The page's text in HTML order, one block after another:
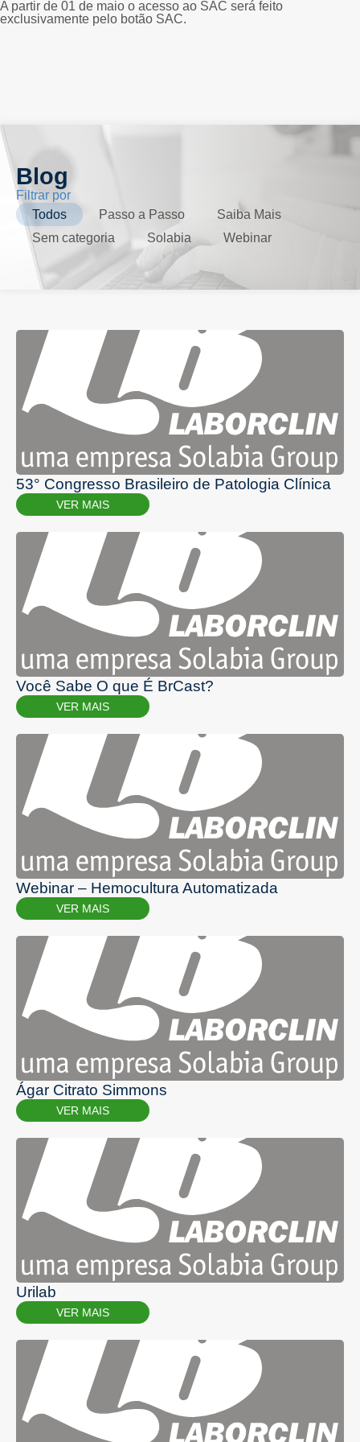
A partir de 01 de maio o acesso ao SAC será feito
exclusivamente pelo botão SAC.
Blog
Filtrar por
Passo a Passo
Saiba Mais
Sem categoria
Solabia Webinar
Todos
53° Congresso Brasileiro de Patologia Clínica
VER MAIS
Você Sabe O que É BrCast?
VER MAIS
Webinar – Hemocultura Automatizada
VER MAIS
Ágar Citrato Simmons
VER MAIS
Urilab
VER MAIS